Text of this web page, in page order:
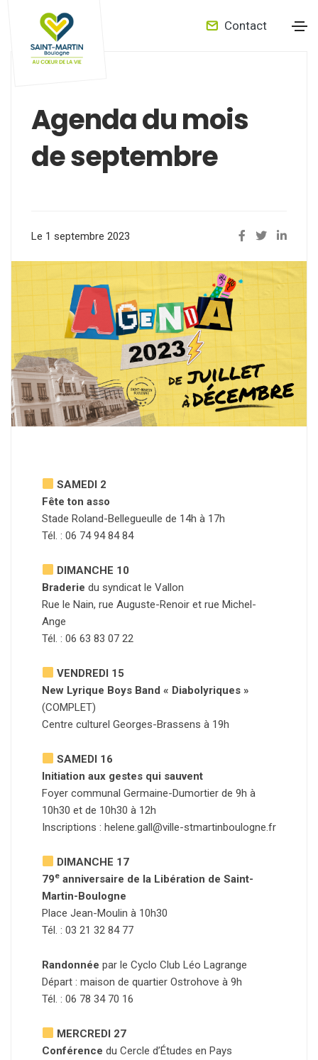
Contact
Agenda du mois
de septembre
Le 1 septembre 2023
SAMEDI 2
Fête ton asso
Stade Roland-Bellegueulle de 14h à 17h
Tél. : 06 74 94 84 84
DIMANCHE 10
Braderie du syndicat le Vallon
Rue le Nain, rue Auguste-Renoir et rue Michel-
Ange
Tél. : 06 63 83 07 22
VENDREDI 15
New Lyrique Boys Band « Diabolyriques »
(COMPLET)
Centre culturel Georges-Brassens à 19h
SAMEDI 16
Initiation aux gestes qui sauvent
Foyer communal Germaine-Dumortier de 9h à
10h30 et de 10h30 à 12h
Inscriptions : helene.gall@ville-stmartinboulogne.fr
DIMANCHE 17
79e anniversaire de la Libération de Saint-
Martin-Boulogne
Place Jean-Moulin à 10h30
Tél. : 03 21 32 84 77
Randonnée par le Cyclo Club Léo Lagrange
Départ : maison de quartier Ostrohove à 9h
Tél. : 06 78 34 70 16
MERCREDI 27
Conférence du Cercle d’Études en Pays